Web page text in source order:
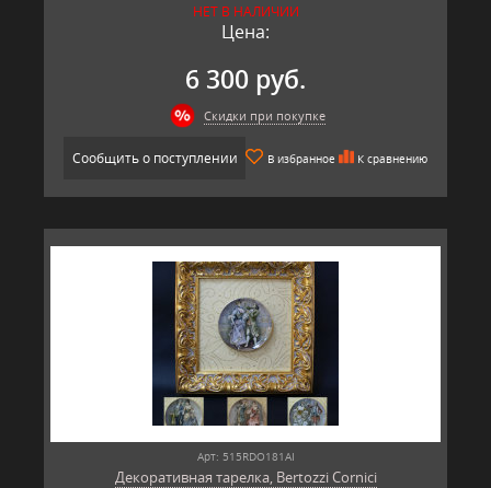
НЕТ В НАЛИЧИИ
Цена:
6 300 руб.
Скидки при покупке
Сообщить о поступлении В избранное К сравнению
Арт: 515RDO181AI
Декоративная тарелка, Bertozzi Cornici